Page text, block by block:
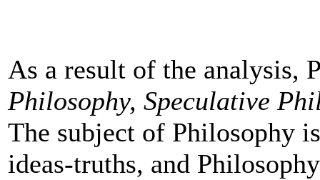
As a result of the analysis,
Philosophy, Speculative
The subject of Philosophy
ideas-truths, and